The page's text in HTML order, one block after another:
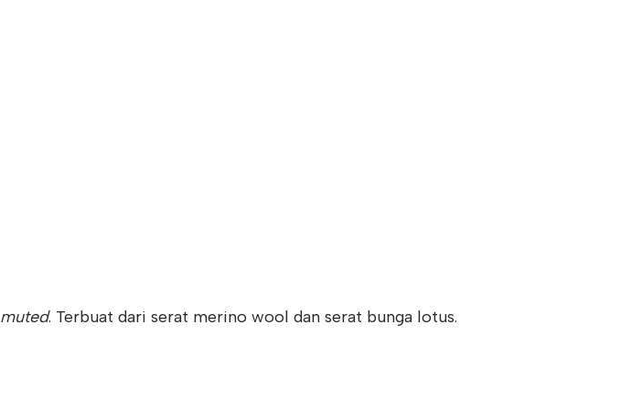
muted. Terbuat dari serat merino wool dan serat bunga lotus.